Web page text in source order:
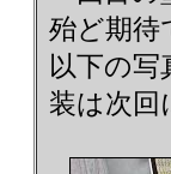
殆ど期
以下の
装は次回